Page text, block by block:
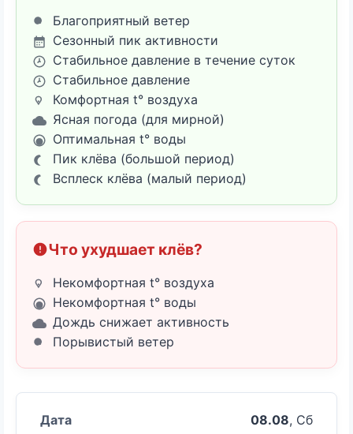
Благоприятный ветер
Сезонный пик активности
Стабильное давление в течение суток
Стабильное давление
Комфортная t° воздуха
Ясная погода (для мирной)
Оптимальная t° воды
Пик клёва (большой период)
Всплеск клёва (малый период)
Что ухудшает клёв?
Некомфортная t° воздуха
Некомфортная t° воды
Дождь снижает активность
Порывистый ветер
08.08, Сб